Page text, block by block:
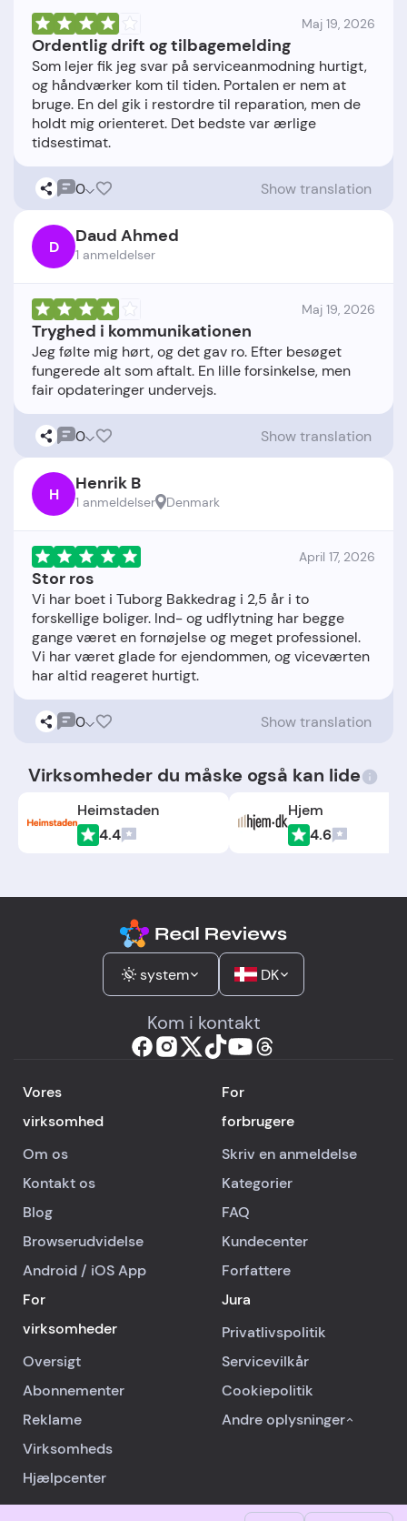
Maj 19, 2026
Ordentlig drift og tilbagemelding
Som lejer fik jeg svar på serviceanmodning hurtigt,
og håndværker kom til tiden. Portalen er nem at
bruge. En del gik i restordre til reparation, men de
holdt mig orienteret. Det bedste var ærlige
0 Show translation
D Daud Ahmed
1 anmeldelser
Maj 19, 2026
Tryghed i kommunikationen
Jeg følte mig hørt, og det gav ro. Efter besøget
fungerede alt som aftalt. En lille forsinkelse, men
0 Show translation
H Henrik B
1 anmeldelser Denmark
April 17, 2026
Stor ros
Vi har boet i Tuborg Bakkedrag i 2,5 år i to
forskellige boliger. Ind- og udflytning har begge
gange været en fornøjelse og meget professionel.
Vi har været glade for ejendommen, og viceværten
0 Show translation
Virksomheder du måske også kan lide
Heimstaden
4.4
Hjem
4.6
system DK
Kom i kontakt
Vores
virksomhed
Om os
Kontakt os
Blog
Browserudvidelse
Android / iOSApp
For
forbrugere
Skriv en anmeldelse
Kategorier
FAQ
Kundecenter
Forfattere
For
virksomheder
Oversigt
Abonnementer
Reklame
Virksomheds
Hjælpcenter
Jura
Privatlivspolitik
Servicevilkår
Cookiepolitik
Andre oplysninger